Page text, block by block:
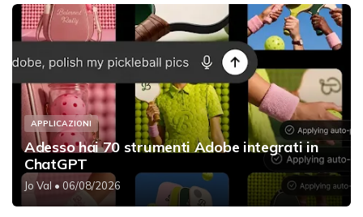
APPLICAZIONI
Adesso hai 70 strumenti Adobe integrati in
ChatGPT
Jo Val • 06/08/2026